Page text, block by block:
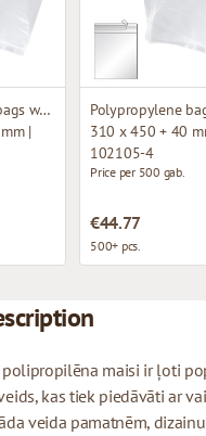
Polypropylene bags with adhesive flap
|
310 x 450 + 40
102105-4
Price per 500 gab.
€44.77
500+ pcs.
polipropilēna maisi ir ļoti
kas tiek piedāvāti ar
veida pamatnēm,